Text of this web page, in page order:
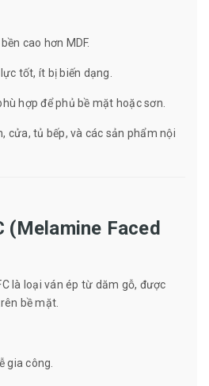
cao hơn MDF.
tốt, ít bị biến dạng.
hợp để phủ bề mặt hoặc sơn.
cửa, tủ bếp, và các sản phẩm nội
(Melamine Faced
là loại ván ép từ dăm gỗ, được
bề mặt.
gia công.